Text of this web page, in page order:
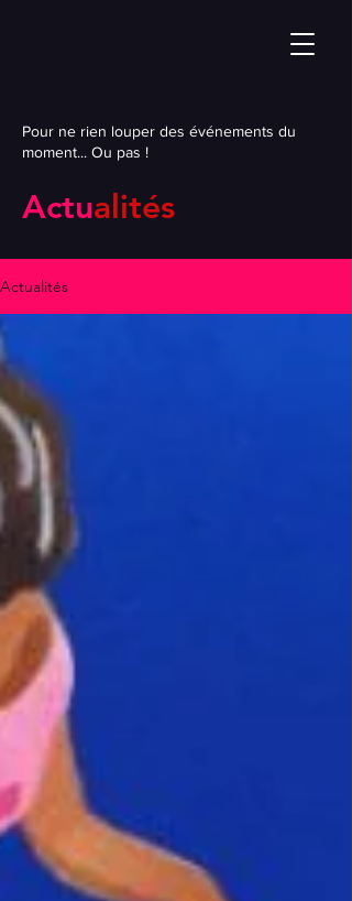
Pour ne rien louper des événements du
moment... Ou pas !
Actualités
Actualités